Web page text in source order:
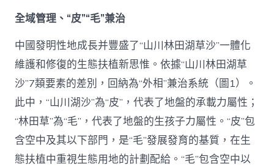
全域管理、“皮”“毛”兼治
中國發明性地成長并豐盛了“山川林田湖草沙”一體化
維護和修復的生態扶植新思惟。依據“山川林田湖草
沙”7類要素的差別，回納為“外相”兼治系統（圖1）。
此中，“山川湖沙”為“皮”，代表了地盤的承載力屬性；
“林田草”為“毛”，代表了地盤的生孩子力屬性。“皮”包
含空中及其以下部門，是“毛”發展發育的基質，在生
態扶植中重視生態用地的計劃配給。“毛”包含空中以